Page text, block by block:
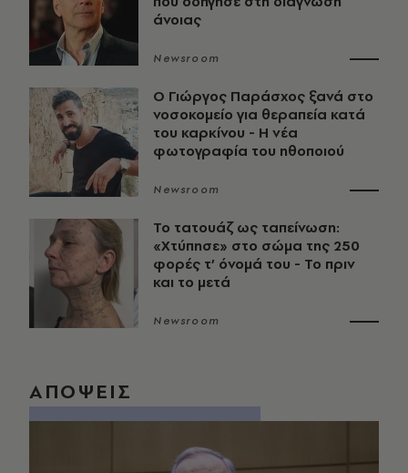
άνοιας
Newsroom
O Γιώργος Παράσχος ξανά στο
νοσοκομείο για θεραπεία κατά
του καρκίνου - Η νέα
φωτογραφία του ηθοποιού
Newsroom
Το τατουάζ ως ταπείνωση:
«Χτύπησε» στο σώμα της 250
φορές τ’ όνομά του - Το πριν
και το μετά
Newsroom
ΑΠΟΨΕΙΣ